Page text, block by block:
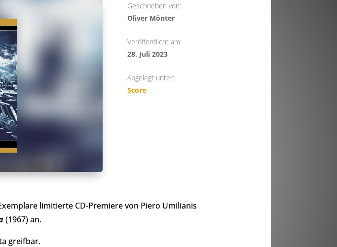
Geschrieben von:
Oliver Mönter
Veröffentlicht am:
28. Juli 2023
Abgelegt unter:
Score
limitierte CD-Premiere von Piero Umilianis
(1967) an.
greifbar.